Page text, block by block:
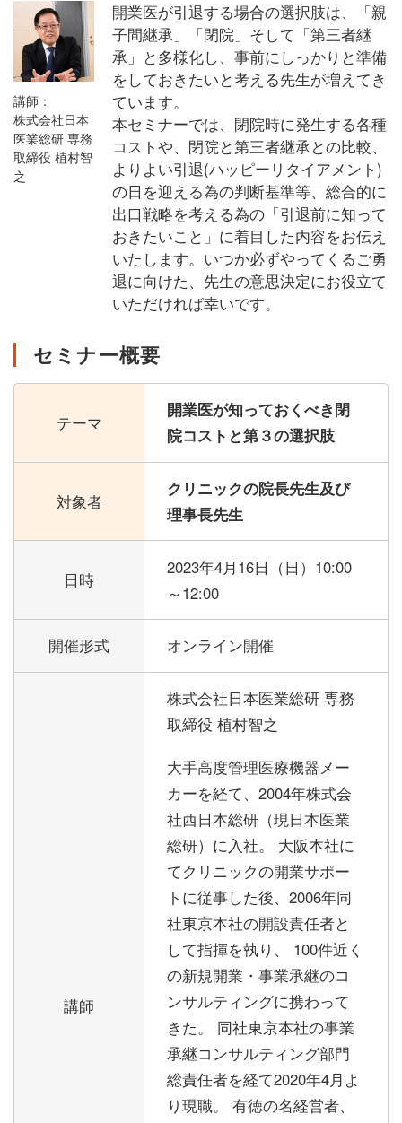
講師：
株式会社日本
医業総研 専務
取締役 植村智
之
開業医が引退する場合の選択肢は、「親
子間継承」「閉院」そして「第三者継
承」と多様化し、事前にしっかりと準備
をしておきたいと考える先生が増えてき
ています。
本セミナーでは、閉院時に発生する各種
コストや、閉院と第三者継承との比較、
よりよい引退(ハッピーリタイアメント)
の日を迎える為の判断基準等、総合的に
出口戦略を考える為の「引退前に知って
おきたいこと」に着目した内容をお伝え
いたします。いつか必ずやってくるご勇
退に向けた、先生の意思決定にお役立て
いただければ幸いです。
セミナー概要
テーマ
開業医が知っておくべき閉
院コストと第３の選択肢
対象者
クリニックの院長先生及び
理事長先生
日時
2023年4月16日（日） 10:00
～12:00
開催形式 オンライン開催
講師
株式会社日本医業総研 専務
取締役 植村智之
大手高度管理医療機器メー
カーを経て、2004年株式会
社西日本総研（現日本医業
総研）に入社。 大阪本社に
てクリニックの開業サポー
トに従事した後、2006年同
社東京本社の開設責任者と
して指揮を執り、 100件近く
の新規開業・事業承継のコ
ンサルティングに携わって
きた。 同社東京本社の事業
承継コンサルティング部門
総責任者を経て2020年4月よ
り現職。 有徳の名経営者、